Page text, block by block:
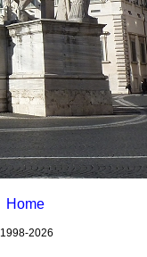
Home
1998-2026